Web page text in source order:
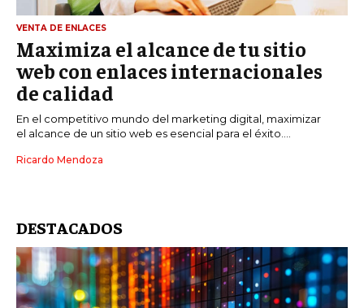
VENTA DE ENLACES
Maximiza el alcance de tu sitio
web con enlaces internacionales
de calidad
En el competitivo mundo del marketing digital, maximizar
el alcance de un sitio web es esencial para el éxito....
Ricardo Mendoza
DESTACADOS